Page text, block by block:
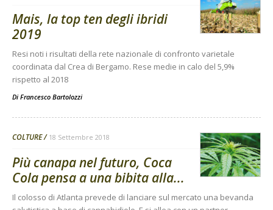
Mais, la top ten degli ibridi
2019
Resi noti i risultati della rete nazionale di confronto varietale
coordinata dal Crea di Bergamo. Rese medie in calo del 5,9%
rispetto al 2018
Di Francesco Bartolozzi
COLTURE 18 Settembre 2018
Più canapa nel futuro, Coca
Cola pensa a una bibita alla...
Il colosso di Atlanta prevede di lanciare sul mercato una bevanda